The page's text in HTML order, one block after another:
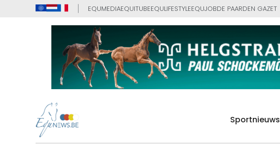
EQUMEDIAEQUITUBEEQULIFESTYLEEQUJOBDE PAARDEN GAZET
Sportnieuws